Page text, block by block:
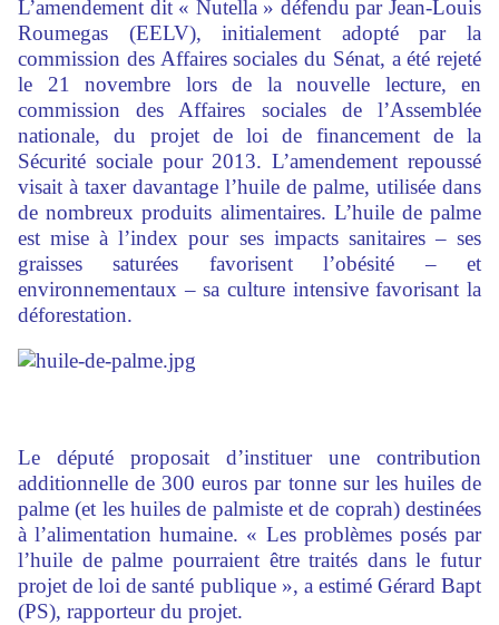
L’amendement dit « Nutella » défendu par Jean-Louis
Roumegas (EELV), initialement adopté par la
commission des Affaires sociales du Sénat, a été rejeté
le 21 novembre lors de la nouvelle lecture, en
commission des Affaires sociales de l’Assemblée
nationale, du projet de loi de financement de la
Sécurité sociale pour 2013. L’amendement repoussé
visait à taxer davantage l’huile de palme, utilisée dans
de nombreux produits alimentaires. L’huile de palme
est mise à l’index pour ses impacts sanitaires – ses
graisses saturées favorisent l’obésité – et
environnementaux – sa culture intensive favorisant la
déforestation.
Le député proposait d’instituer une contribution
additionnelle de 300 euros par tonne sur les huiles de
palme (et les huiles de palmiste et de coprah) destinées
à l’alimentation humaine. « Les problèmes posés par
l’huile de palme pourraient être traités dans le futur
projet de loi de santé publique », a estimé Gérard Bapt
(PS), rapporteur du projet.